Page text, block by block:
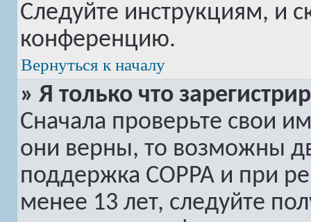
Следуйте инструкциям, и
конференцию.
Вернуться к началу
» Я только что
Сначала проверьте свои
они верны, то возможны
поддержка COPPA и при
менее 13 лет, следуйте